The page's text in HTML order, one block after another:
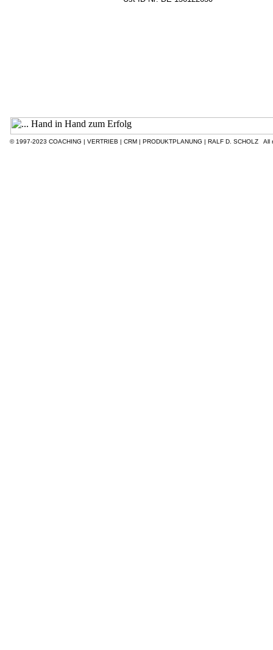
© 1997-2023 COACHING | VERTRIEB | CRM | PRODUKTPLANUNG | RALF D. SCHOLZ